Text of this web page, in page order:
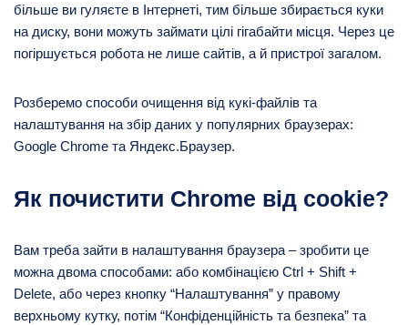
більше ви гуляєте в Інтернеті, тим більше збирається куки
на диску, вони можуть займати цілі гігабайти місця. Через це
погіршується робота не лише сайтів, а й пристрої загалом.
Розберемо способи очищення від кукі-файлів та
налаштування на збір даних у популярних браузерах:
Google Chrome та Яндекс.Браузер.
Як почистити Chrome від cookie?
Вам треба зайти в налаштування браузера – зробити це
можна двома способами: або комбінацією Ctrl + Shift +
Delete, або через кнопку “Налаштування” у правому
верхньому кутку, потім “Конфіденційність та безпека” та